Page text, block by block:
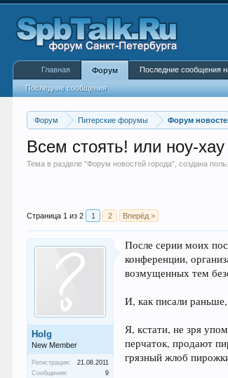
Форум Питерские форумы Форум
Всем стоять! или ноу-
Тема в разделе "Форум новостей города", создана
Страница 1 из 2 1 2 Вперёд >
Holg
New Member
Регистрация:
21.08.2011
Сообщения:
9
После серии моих
конференции,
возмущенных тем
И, как писали
Я, кстати, не зря
перчаток, продают
грязный жлоб
Главная Форум
Последние сообщения
Последние сообщения